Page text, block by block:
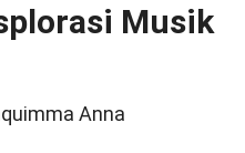
Musik
Anna